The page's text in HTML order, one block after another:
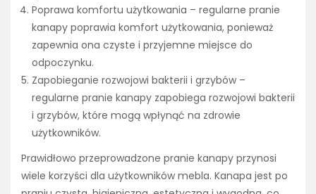
Poprawa komfortu użytkowania – regularne pranie
kanapy poprawia komfort użytkowania, ponieważ
zapewnia ona czyste i przyjemne miejsce do
odpoczynku.
Zapobieganie rozwojowi bakterii i grzybów –
regularne pranie kanapy zapobiega rozwojowi bakterii
i grzybów, które mogą wpłynąć na zdrowie
użytkowników.
Prawidłowo przeprowadzone pranie kanapy przynosi
wiele korzyści dla użytkowników mebla. Kanapa jest po